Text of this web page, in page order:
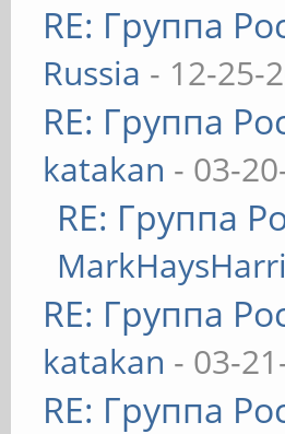
RE: Группа
Russia - 12-25-
RE: Группа
katakan - 03-
RE: Группа
RE: Группа
katakan - 03-
RE: Группа